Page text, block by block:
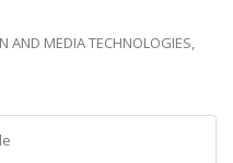
AND MEDIA TECHNOLOGIES,